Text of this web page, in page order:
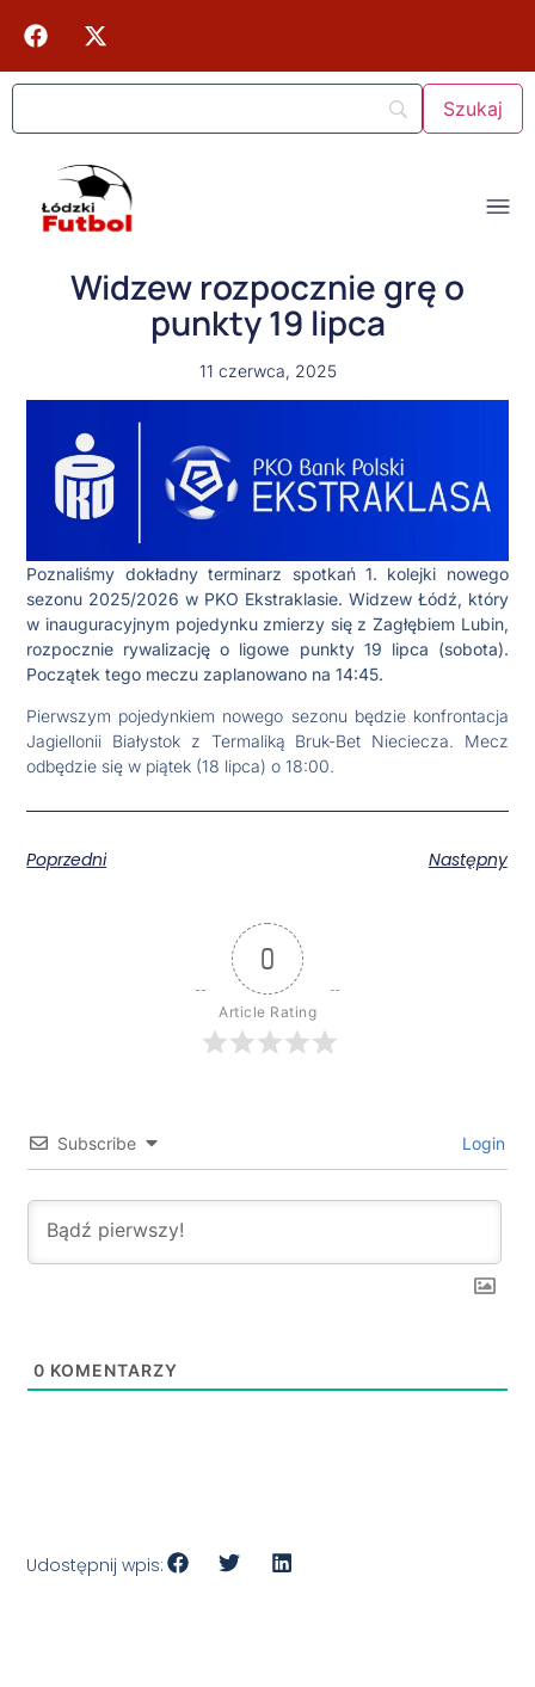
Widzew rozpocznie grę o
punkty 19 lipca
11 czerwca, 2025
Poznaliśmy dokładny terminarz spotkań 1. kolejki nowego
sezonu 2025/2026 w PKO Ekstraklasie. Widzew Łódź, który
w inauguracyjnym pojedynku zmierzy się z Zagłębiem Lubin,
rozpocznie rywalizację o ligowe punkty 19 lipca (sobota).
Początek tego meczu zaplanowano na 14:45.
Pierwszym pojedynkiem nowego sezonu będzie konfrontacja
Jagiellonii Białystok z Termaliką Bruk-Bet Nieciecza. Mecz
odbędzie się w piątek (18 lipca) o 18:00.
Poprzedni Następny
0
Article Rating
Subscribe Login
0 KOMENTARZY
Udostępnij wpis: